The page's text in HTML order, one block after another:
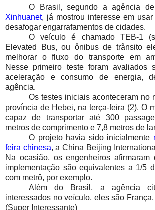
O Brasil, segundo a agência
Xinhuanet, já mostrou interesse em
desafogar engarrafamentos de cidades.
O veículo é chamado TEB-1
Elevated Bus, ou ônibus de trânsito
melhorar o fluxo do transporte em
Nesse primeiro teste foram avaliados
aceleração e consumo de energia,
agência.
Os testes iniciais aconteceram no
província de Hebei, na terça-feira (2). O
capaz de transportar até 300
metros de comprimento e 7,8 metros de
O projeto havia sido inicialmente
feira chinesa, a China Beijing
Na ocasião, os engenheiros
implementação são equivalentes a 1/5
com metrô, por exemplo.
Além do Brasil, a agência
interessados no veículo, eles são
(Super Interessante)